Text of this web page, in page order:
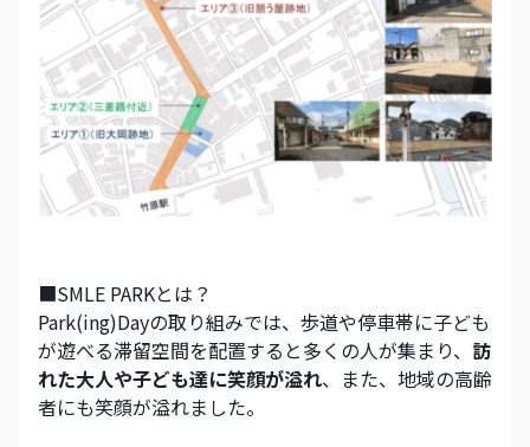
■SMLE PARKとは？
Park(ing)Dayの取り組みでは、歩道や停車帯に子ども
が遊べる滞留空間を配置すると多くの人が集まり、 訪
れた大人や子ども達に笑顔が溢れ、また、地域の高齢
者にも笑顔が溢れました。